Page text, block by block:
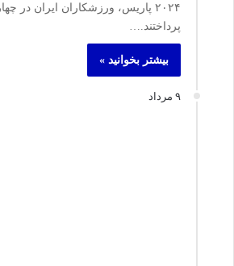
۲۰۲۴ پاریس، ورزشکاران ایران در
پرداختند.…
بیشتر بخوانید »
۹ مرداد